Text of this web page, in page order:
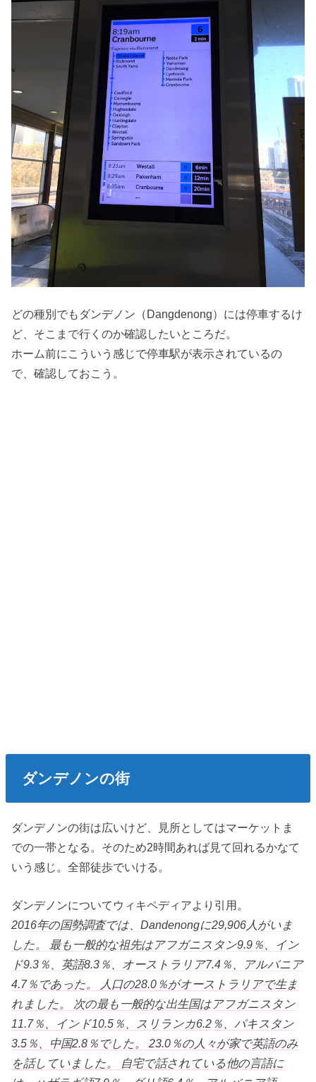
どの種別でもダンデノン（Dangdenong）には停車するけ
ど、そこまで行くのか確認したいところだ。
ホーム前にこういう感じで停車駅が表示されているの
で、確認しておこう。
ダンデノンの街
ダンデノンの街は広いけど、見所としてはマーケットま
での一帯となる。そのため2時間あれば見て回れるかなて
いう感じ。全部徒歩でいける。
ダンデノンについてウィキペディアより引用。
2016年の国勢調査では、Dandenongに29,906人がいま
した。 最も一般的な祖先はアフガニスタン9.9％、イン
ド9.3％、英語8.3％、オーストラリア7.4％、アルバニア
4.7％であった。 人口の28.0％がオーストラリアで生ま
れました。 次の最も一般的な出生国はアフガニスタン
11.7％、インド10.5％、スリランカ6.2％、パキスタン
3.5％、中国2.8％でした。 23.0％の人々が家で英語のみ
を話していました。 自宅で話されている他の言語に